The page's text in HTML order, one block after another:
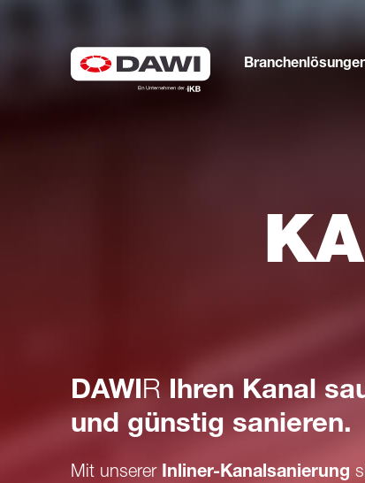
DAWIR Ihren Kanal
und günstig sanieren.
Mit unserer Inliner-Kanalsanierung